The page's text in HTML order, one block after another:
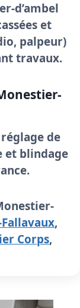
d’ambel
et
palpeur)
travaux.
de
et blindage
,
Corps,